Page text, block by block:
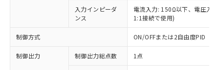
入力インピーダ
ンス
電流入力: 150Ω以下、電圧入
1:1接続で使用)
制御方式 ON/OFFまたは2自由度PID（
制御出力 制御出力総点数 1点